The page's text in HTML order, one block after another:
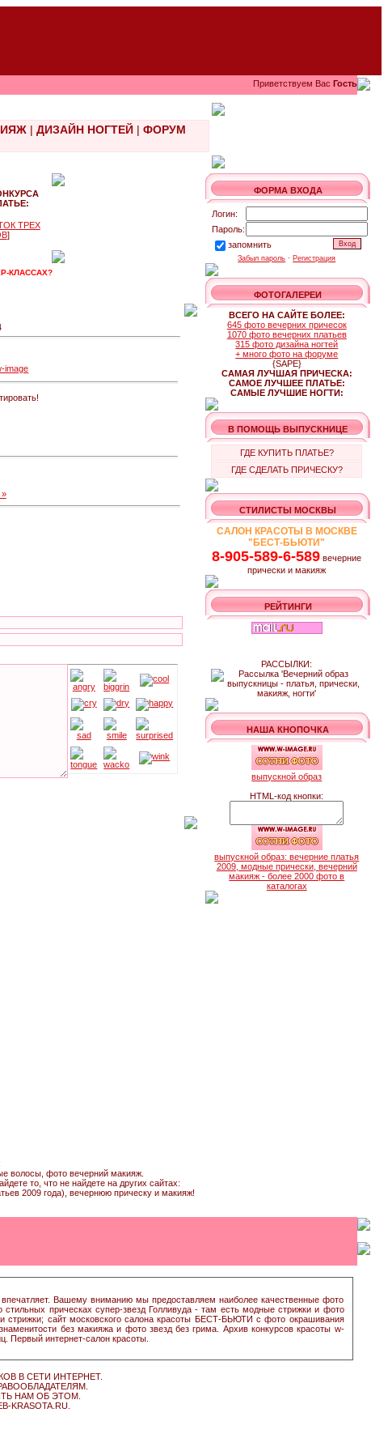
Приветствуем Вас Гость
| ДИЗАЙН НОГТЕЙ| ФОРУМ
ТРЕХ
]
КЛАССАХ?
image
ФОРМА ВХОДА
Логин:
Пароль:
запомнить
Забыл пароль · Регистрация
ФОТОГАЛЕРЕИ
ВСЕГО НА САЙТЕ БОЛЕЕ:
645 фото вечерних причесок
1070 фото вечерних платьев
315 фото дизайна ногтей
+ много фото на форуме
{SAPE}
САМАЯ ЛУЧШАЯ ПРИЧЕСКА:
САМОЕ ЛУЧШЕЕ ПЛАТЬЕ:
САМЫЕ ЛУЧШИЕ НОГТИ:
В ПОМОЩЬ ВЫПУСКНИЦЕ
ГДЕ КУПИТЬ ПЛАТЬЕ?
ГДЕ СДЕЛАТЬ ПРИЧЕСКУ?
СТИЛИСТЫ МОСКВЫ
САЛОН КРАСОТЫ В МОСКВЕ
"БЕСТ-БЬЮТИ"
8-905-589-6-589 вечерние
прически и макияж
РЕЙТИНГИ
РАССЫЛКИ:
НАША КНОПОЧКА
выпускной образ
HTML-код кнопки:
выпускной образ: вечерние платья
2009, модные прически, вечерний
макияж - более 2000 фото в
каталогах
волосы, фото вечерний макияж.
то, что не найдете на других сайтах:
2009 года), вечернюю прическу и макияж!
Вашему вниманию мы предоставляем наиболее качественные фото
прическах супер-звезд Голливуда - там есть модные стрижки и фото
стрижки; сайт московского салона красоты БЕСТ-БЬЮТИ с фото окрашивания
без макияжа и фото звезд без грима. Архив конкурсов красоты w-
Первый интернет-салон красоты.
В СЕТИ ИНТЕРНЕТ.
НАМ ОБ ЭТОМ.
KRASOTA.RU.